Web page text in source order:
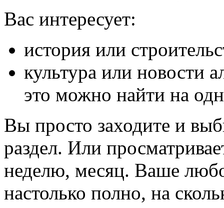
Вас интересует:
история или
культура или новости
это можно найти на
Вы просто заходите и
раздел. Или
неделю, месяц. Ваше
настолько полно, на